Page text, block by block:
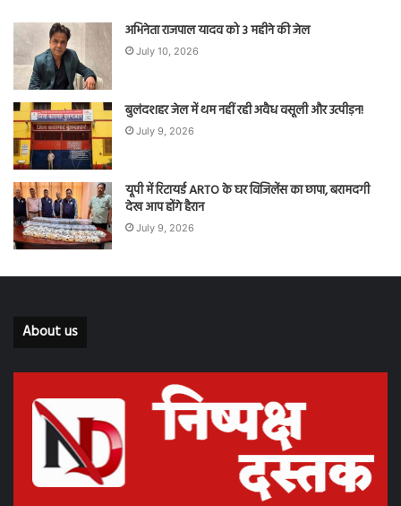
अभिनेता राजपाल यादव को 3 महीने की जेल
July 10, 2026
बुलंदशहर जेल में थम नहीं रही अवैध वसूली और उत्पीड़न!
July 9, 2026
यूपी में रिटायर्ड ARTO के घर विजिलेंस का छापा, बरामदगी
देख आप होंगे हैरान
July 9, 2026
About us